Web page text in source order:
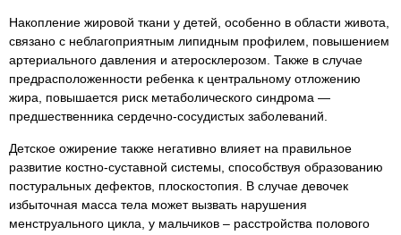
Накопление жировой ткани у детей, особенно в области живота,
связано с неблагоприятным липидным профилем, повышением
артериального давления и атеросклерозом. Также в случае
предрасположенности ребенка к центральному отложению
жира, повышается риск метаболического синдрома —
предшественника сердечно-сосудистых заболеваний.
Детское ожирение также негативно влияет на правильное
развитие костно-суставной системы, способствуя образованию
постуральных дефектов, плоскостопия. В случае девочек
избыточная масса тела может вызвать нарушения
менструального цикла, у мальчиков – расстройства полового